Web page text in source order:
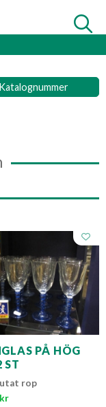
Katalognummer
PÅ HÖG
ST
rop